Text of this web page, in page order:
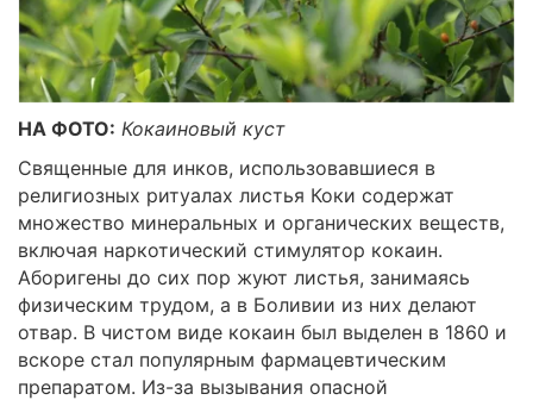
НА ФОТО: Кокаиновый куст
Священные для инков, использовавшиеся в
религиозных ритуалах листья Коки содержат
множество минеральных и органических веществ,
включая наркотический стимулятор кокаин.
Аборигены до сих пор жуют листья, занимаясь
физическим трудом, а в Боливии из них делают
отвар. В чистом виде кокаин был выделен в 1860 и
вскоре стал популярным фармацевтическим
препаратом. Из-за вызывания опасной